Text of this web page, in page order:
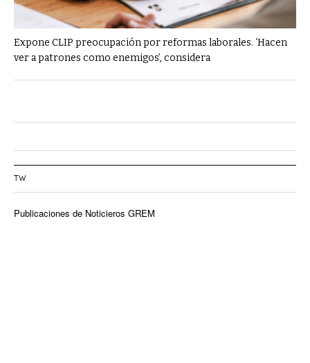
Expone CLIP preocupación por reformas laborales. ‘Hacen
ver a patrones como enemigos’, considera
TW
Publicaciones de Noticieros GREM